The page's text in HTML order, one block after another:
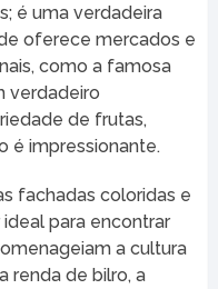
é uma verdadeira
oferece mercados e
como a famosa
verdadeiro
de frutas,
é impressionante.
fachadas coloridas e
para encontrar
a cultura
renda de bilro, a